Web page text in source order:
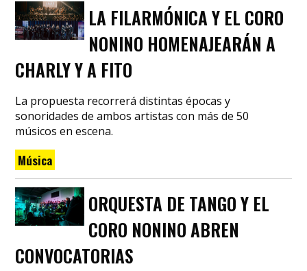
LA FILARMÓNICA Y EL CORO
NONINO HOMENAJEARÁN A
CHARLY Y A FITO
La propuesta recorrerá distintas épocas y
sonoridades de ambos artistas con más de 50
músicos en escena.
Música
ORQUESTA DE TANGO Y EL
CORO NONINO ABREN
CONVOCATORIAS